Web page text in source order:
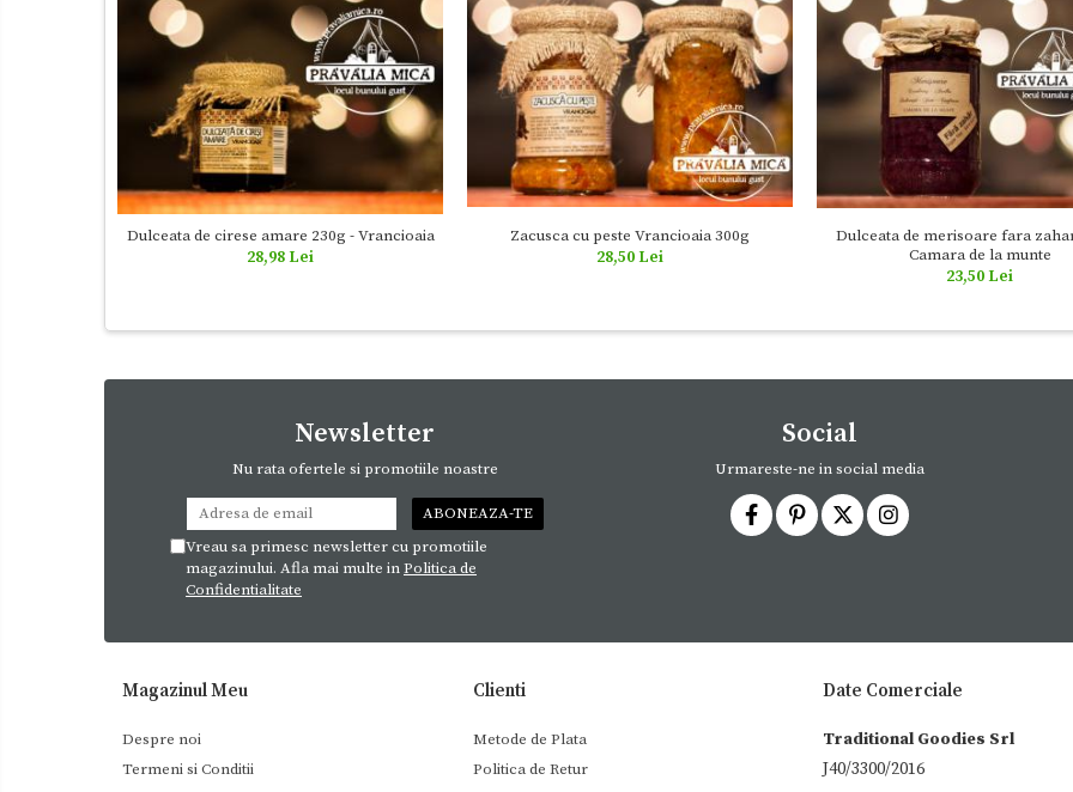
Dulceata de cirese amare 230g - Vrancioaia
28,98 Lei
Zacusca cu peste Vrancioaia 300g
28,50 Lei
Dulceata de merisoare fara
Camara de la munte
23,50 Lei
Newsletter
Nu rata ofertele si promotiile noastre
Vreau sa primesc newsletter cu promotiile
magazinului. Afla mai multe inPolitica de
Confidentialitate
Social
Urmareste-ne in social media
Magazinul Meu
Despre noi
Termeni si Conditii
Clienti
Metode de Plata
Politica de Retur
Date Comerciale
Traditional Goodies Srl
J40/3300/2016